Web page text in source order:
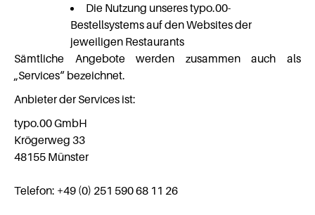
Die Nutzung unseres typo.00-
Bestellsystems auf den Websites der
jeweiligen Restaurants
Sämtliche Angebote werden zusammen auch als
„Services“ bezeichnet.
Anbieter der Services ist:
typo.00 GmbH
Krögerweg 33
48155 Münster
Telefon: +49 (0) 251 590 68 11 26